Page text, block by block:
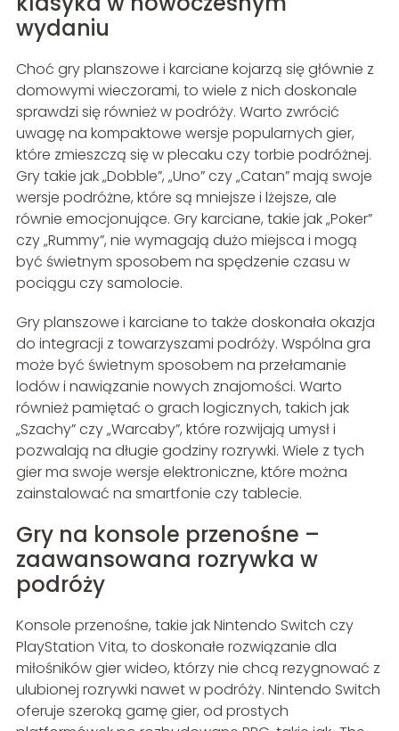
wydaniu
Choć gry planszowe i karciane kojarzą się głównie z
domowymi wieczorami, to wiele z nich doskonale
sprawdzi się również w podróży. Warto zwrócić
uwagę na kompaktowe wersje popularnych gier,
które zmieszczą się w plecaku czy torbie podróżnej.
Gry takie jak „Dobble”, „Uno” czy „Catan” mają swoje
wersje podróżne, które są mniejsze i lżejsze, ale
równie emocjonujące. Gry karciane, takie jak „Poker”
czy „Rummy”, nie wymagają dużo miejsca i mogą
być świetnym sposobem na spędzenie czasu w
pociągu czy samolocie.
Gry planszowe i karciane to także doskonała okazja
do integracji z towarzyszami podróży. Wspólna gra
może być świetnym sposobem na przełamanie
lodów i nawiązanie nowych znajomości. Warto
również pamiętać o grach logicznych, takich jak
„Szachy” czy „Warcaby”, które rozwijają umysł i
pozwalają na długie godziny rozrywki. Wiele z tych
gier ma swoje wersje elektroniczne, które można
zainstalować na smartfonie czy tablecie.
Gry na konsole przenośne –
zaawansowana rozrywka w
podróży
Konsole przenośne, takie jak Nintendo Switch czy
PlayStation Vita, to doskonałe rozwiązanie dla
miłośników gier wideo, którzy nie chcą rezygnować z
ulubionej rozrywki nawet w podróży. Nintendo Switch
oferuje szeroką gamę gier, od prostych